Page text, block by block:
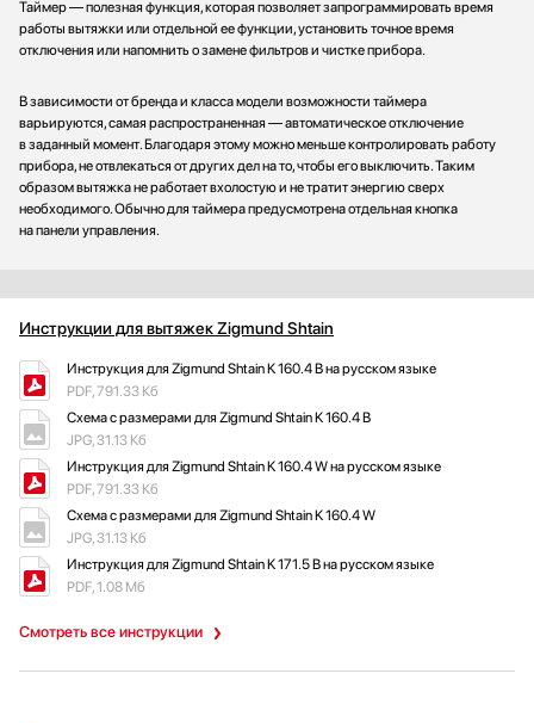
Таймер — полезная функция, которая позволяет запрограммировать время
работы вытяжки или отдельной ее функции, установить точное время
отключения или напомнить о замене фильтров и чистке прибора.
В зависимости от бренда и класса модели возможности таймера
варьируются, самая распространенная — автоматическое отключение
в заданный момент. Благодаря этому можно меньше контролировать работу
прибора, не отвлекаться от других дел на то, чтобы его выключить. Таким
образом вытяжка не работает вхолостую и не тратит энергию сверх
необходимого. Обычно для таймера предусмотрена отдельная кнопка
на панели управления.
Инструкции для вытяжек Zigmund Shtain
Смотреть все инструкции
Инструкция для Zigmund Shtain K 160.4 B на русском языке
PDF, 791.33 Кб
Схема с размерами для Zigmund Shtain K 160.4 B
JPG, 31.13 Кб
Инструкция для Zigmund Shtain K 160.4 W на русском языке
PDF, 791.33 Кб
Схема с размерами для Zigmund Shtain K 160.4 W
JPG, 31.13 Кб
Инструкция для Zigmund Shtain K 171.5 B на русском языке
PDF, 1.08 Мб